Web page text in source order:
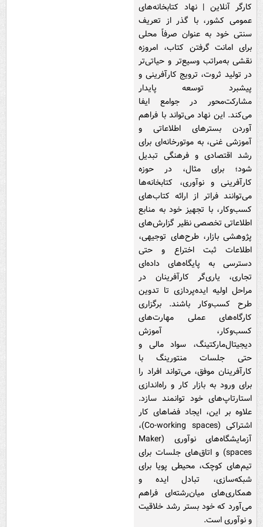
کارگر آنلاین | نهاد کتابخانه‌های
عمومی کشور، با گذر از تعریف
سنتی خود به عنوان صرفاً محلی
برای امانت گرفتن کتاب، امروزه
نقشی به‌مراتب وسیع‌تر و حیاتی‌تر
در تولید ثروت، ترویج کارآفرینی و
پیشبرد توسعه پایدار
مشارکت‌محور در جوامع ایفا
می‌کند. این نهاد می‌تواند با فراهم
آوردن بسترهای اطلاعاتی و
آموزشی غنی، به موتورخانه‌ای برای
رشد اقتصادی و فرهنگی تبدیل
شود؛ برای مثال، در حوزه
کارآفرینی و نوآوری، کتابخانه‌ها
می‌توانند فراتر از ارائه کتاب‌های
کسب‌وکار، با تجهیز خود به منابع
اطلاعاتی تخصصی نظیر گزارش‌های
پژوهشی بازار، طرح‌های توجیهی،
اطلاعات ثبت اختراع و حتی
دسترسی به پایگاه‌های داده‌ای
تجاری، یاری‌گر کارآفرینان در
مراحل اولیه ایده‌پردازی تا تدوین
طرح کسب‌وکار باشند. برگزاری
کارگاه‌های عملی مهارت‌های
کسب‌وکار، آموزش
دیجیتال‌مارکتینگ، سواد مالی و
حتی جلسات منتورینگ با
کارآفرینان موفق، می‌تواند افراد را
برای ورود به بازار کار و راه‌اندازی
استارتاپ‌های خود توانمند سازد.
علاوه بر این، ایجاد فضاهای کار
اشتراکی (Co-working spaces)،
آزمایشگاه‌های نوآوری (Maker
spaces) و اتاق‌های جلسات برای
تیم‌های کوچک، محیطی پویا برای
شبکه‌سازی، تبادل ایده و
همکاری‌های میان‌رشته‌ای فراهم
می‌آورد که خود بستر رشد خلاقیت
و نوآوری است.